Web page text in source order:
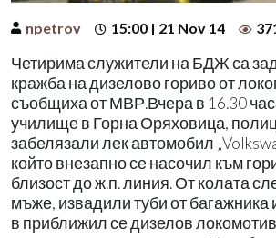
npetrov 15:00 | 21 Nov 14
Четирима служители на БДЖ са
кражба на дизелово гориво от
съобщиха от МВР.Вчера в 16.30
училище в Горна Оряховица,
забелязали лек автомобил
който внезапно се насочил към
близост до ж.п. линия. От колата
мъже, извадили туби от багажника
в приближил се дизелов